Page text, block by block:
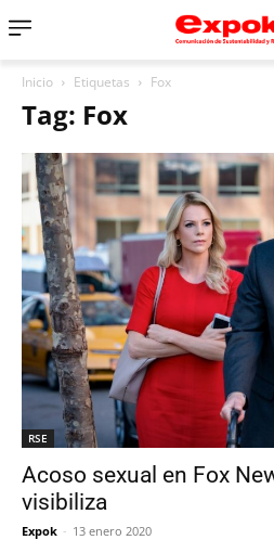
Inicio Etiquetas Fox
Tag: Fox
RSE
Acoso sexual en Fox
visibiliza
Expok - 13 enero 2020